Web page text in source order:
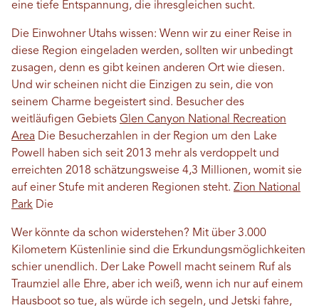
eine tiefe Entspannung, die ihresgleichen sucht.
Die Einwohner Utahs wissen: Wenn wir zu einer Reise in
diese Region eingeladen werden, sollten wir unbedingt
zusagen, denn es gibt keinen anderen Ort wie diesen.
Und wir scheinen nicht die Einzigen zu sein, die von
seinem Charme begeistert sind. Besucher des
weitläufigen Gebiets Glen Canyon National Recreation
Area Die Besucherzahlen in der Region um den Lake
Powell haben sich seit 2013 mehr als verdoppelt und
erreichten 2018 schätzungsweise 4,3 Millionen, womit sie
auf einer Stufe mit anderen Regionen steht. Zion National
Park Die
Wer könnte da schon widerstehen? Mit über 3.000
Kilometern Küstenlinie sind die Erkundungsmöglichkeiten
schier unendlich. Der Lake Powell macht seinem Ruf als
Traumziel alle Ehre, aber ich weiß, wenn ich nur auf einem
Hausboot so tue, als würde ich segeln, und Jetski fahre,